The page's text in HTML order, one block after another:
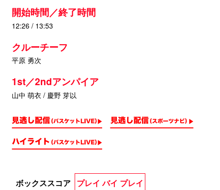
開始時間／終了時間
12:26 / 13:53
クルーチーフ
平原 勇次
1st／2ndアンパイア
山中 萌衣 / 慶野 芽以
ボックススコア プレイ バイ プレイ